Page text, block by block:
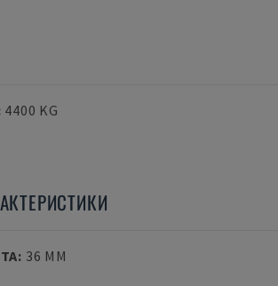
4400 KG
: 36 MM